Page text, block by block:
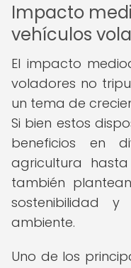
Impacto
vehículos
El impacto
voladores no
un tema de
Si bien estos
beneficios en
agricultura
también
sostenibilidad
ambiente.
Uno de los